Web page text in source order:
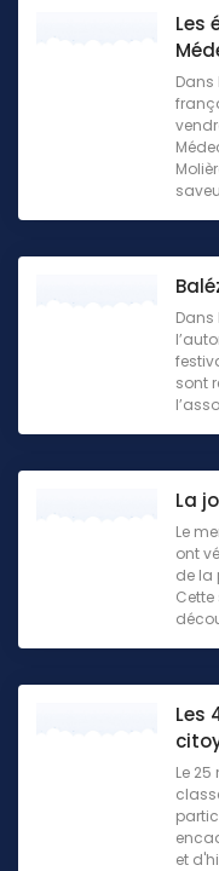
Les
sont
La
Le
ont
de la
Les
Le
et